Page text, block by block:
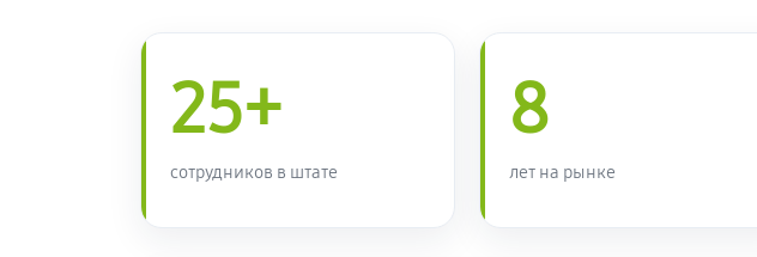
25+
сотрудников в штате
8
лет на рынке